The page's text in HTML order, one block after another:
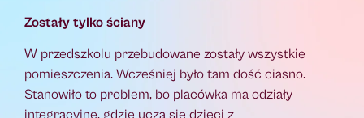
Zostały tylko ściany
W przedszkolu przebudowane zostały wszystkie
pomieszczenia. Wcześniej było tam dość ciasno.
Stanowiło to problem, bo placówka ma odziały
integracyjne, gdzie uczą się dzieci z